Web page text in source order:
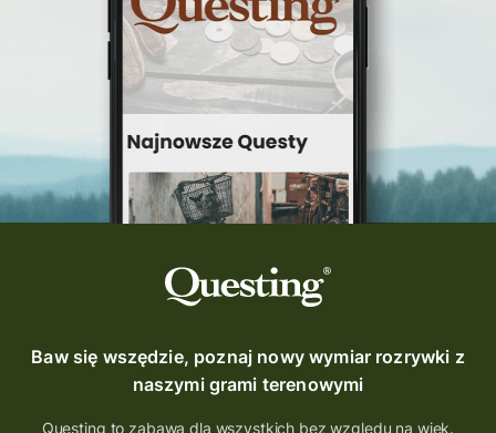
Questing Świętokrzyskie
questing śląskie
Quest Szlak Przygody
przygoda
nowy quest
najlepsze questy
wycieczki
turystyka przygodowa
Szlak Przygody
szkolenie
szkło
scieżka questingowa
questy w Polsce
questujznami
QUESTOMANIA
questing.pl
Quest Koziołek Matołek
gra miejska
co zobaczyć na Śląsku
aplikacja questy
Baw się wszędzie, poznaj nowy wymiar rozrywki z
naszymi grami terenowymi
Questing to zabawa dla wszystkich bez względu na wiek.